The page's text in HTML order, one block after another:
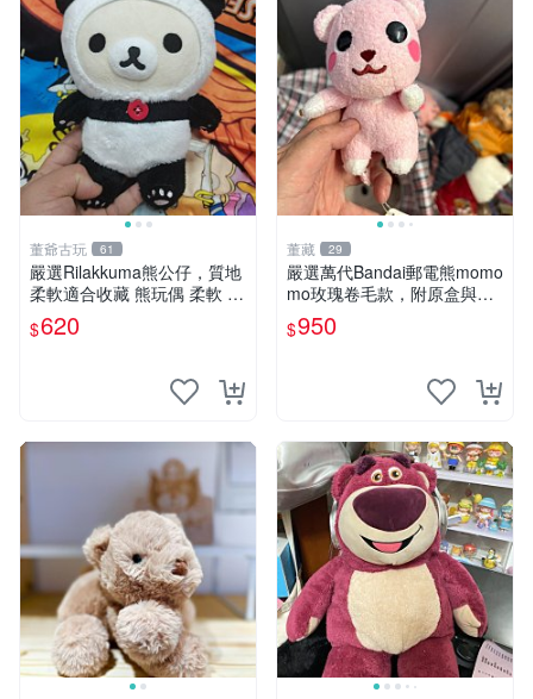
董爺古玩 61
嚴選Rilakkuma熊公仔，質地
柔軟適合收藏 熊玩偶 柔軟 公
仔 收藏
$620
董藏 29
嚴選萬代Bandai郵電熊momo
mo玫瑰卷毛款，附原盒與吊
牌，粉嫩可愛入手即柔軟～
玫瑰卷毛 郵電熊 正品
$950